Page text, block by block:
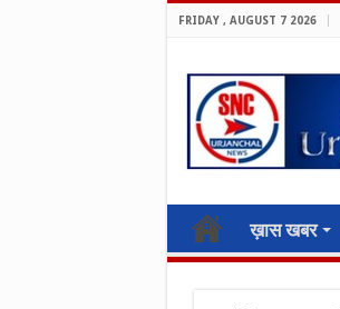
FRIDAY , AUGUST 7 2026
ख़ास खबर